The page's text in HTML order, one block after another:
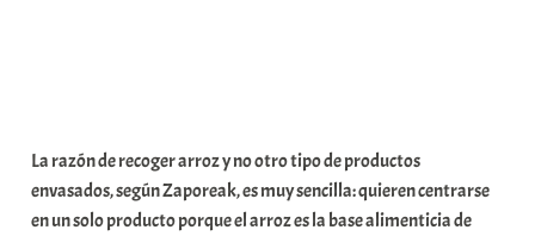
a
La razón de recoger arroz y no otro tipo de productos
envasados, según Zaporeak, es muy sencilla: quieren centrarse
en un solo producto porque el arroz es la base alimenticia de